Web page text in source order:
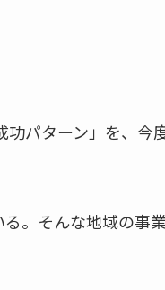
パターン」を、今
。そんな地域の事